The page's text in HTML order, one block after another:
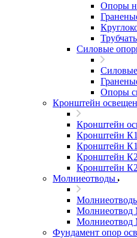
Опоры
Силовые
Опоры
Кронштейн
Кронштейн
Кронштейн К1
Кронштейн
Кронштейн К2
Кронштейн
Молниеотводы
Фундамент опор